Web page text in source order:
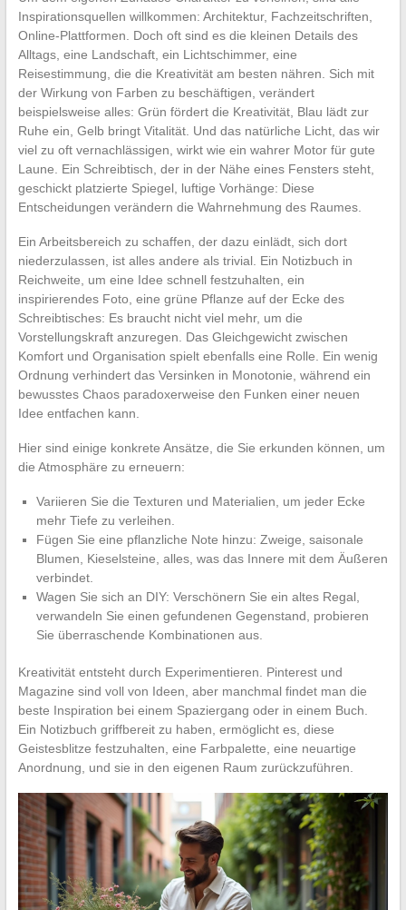
Inspirationsquellen willkommen: Architektur, Fachzeitschriften,
Online-Plattformen. Doch oft sind es die kleinen Details des
Alltags, eine Landschaft, ein Lichtschimmer, eine
Reisestimmung, die die Kreativität am besten nähren. Sich mit
der Wirkung von Farben zu beschäftigen, verändert
beispielsweise alles: Grün fördert die Kreativität, Blau lädt zur
Ruhe ein, Gelb bringt Vitalität. Und das natürliche Licht, das wir
viel zu oft vernachlässigen, wirkt wie ein wahrer Motor für gute
Laune. Ein Schreibtisch, der in der Nähe eines Fensters steht,
geschickt platzierte Spiegel, luftige Vorhänge: Diese
Entscheidungen verändern die Wahrnehmung des Raumes.
Ein Arbeitsbereich zu schaffen, der dazu einlädt, sich dort
niederzulassen, ist alles andere als trivial. Ein Notizbuch in
Reichweite, um eine Idee schnell festzuhalten, ein
inspirierendes Foto, eine grüne Pflanze auf der Ecke des
Schreibtisches: Es braucht nicht viel mehr, um die
Vorstellungskraft anzuregen. Das Gleichgewicht zwischen
Komfort und Organisation spielt ebenfalls eine Rolle. Ein wenig
Ordnung verhindert das Versinken in Monotonie, während ein
bewusstes Chaos paradoxerweise den Funken einer neuen
Idee entfachen kann.
Hier sind einige konkrete Ansätze, die Sie erkunden können, um
die Atmosphäre zu erneuern:
Variieren Sie die Texturen und Materialien, um jeder Ecke
mehr Tiefe zu verleihen.
Fügen Sie eine pflanzliche Note hinzu: Zweige, saisonale
Blumen, Kieselsteine, alles, was das Innere mit dem Äußeren
verbindet.
Wagen Sie sich an DIY: Verschönern Sie ein altes Regal,
verwandeln Sie einen gefundenen Gegenstand, probieren
Sie überraschende Kombinationen aus.
Kreativität entsteht durch Experimentieren. Pinterest und
Magazine sind voll von Ideen, aber manchmal findet man die
beste Inspiration bei einem Spaziergang oder in einem Buch.
Ein Notizbuch griffbereit zu haben, ermöglicht es, diese
Geistesblitze festzuhalten, eine Farbpalette, eine neuartige
Anordnung, und sie in den eigenen Raum zurückzuführen.